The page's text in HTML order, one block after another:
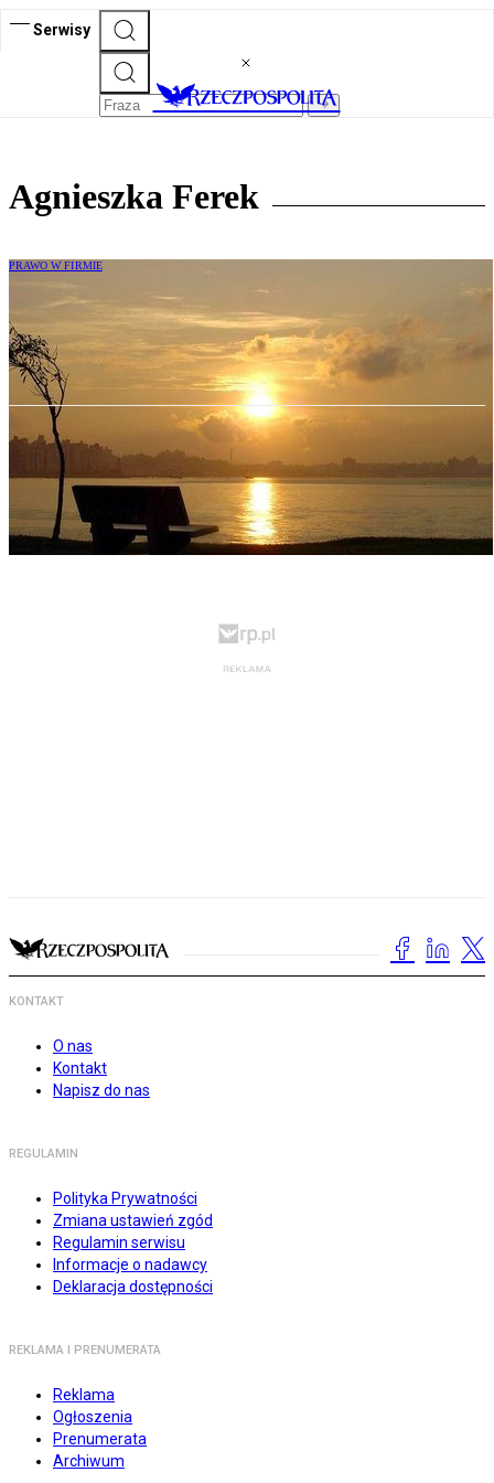
Serwisy
Agnieszka Ferek
PRAWO W FIRMIE
Partnerstwo Publiczno Prywatne w
sektorze wodnym
KONTAKT
O nas
Kontakt
Napisz do nas
REGULAMIN
Polityka Prywatności
Zmiana ustawień zgód
Regulamin serwisu
Informacje o nadawcy
Deklaracja dostępności
REKLAMA I PRENUMERATA
Reklama
Ogłoszenia
Prenumerata
Archiwum